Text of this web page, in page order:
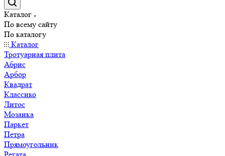
Каталог
По всему сайту
По каталогу
Каталог
Тротуарная плита
Абрис
Арбор
Квадрат
Классико
Литос
Мозаика
Паркет
Петра
Прямоугольник